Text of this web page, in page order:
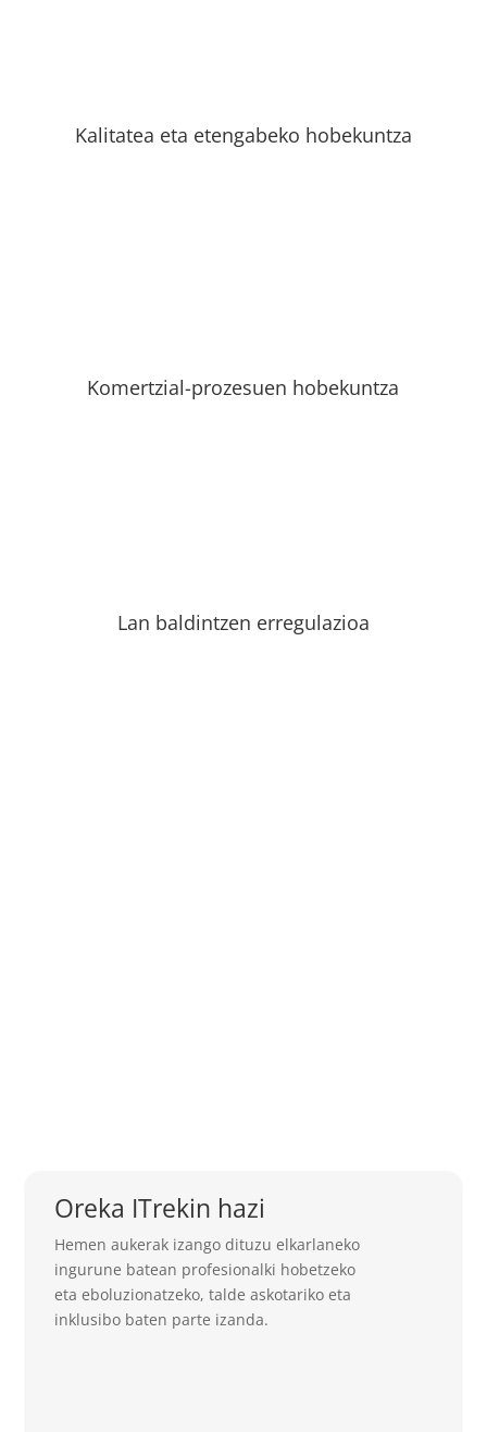
Kalitatea eta etengabeko hobekuntza
Komertzial-prozesuen hobekuntza
Lan baldintzen erregulazioa
Oreka ITrekin hazi
Hemen aukerak izango dituzu elkarlaneko
ingurune batean profesionalki hobetzeko
eta eboluzionatzeko, talde askotariko eta
inklusibo baten parte izanda.